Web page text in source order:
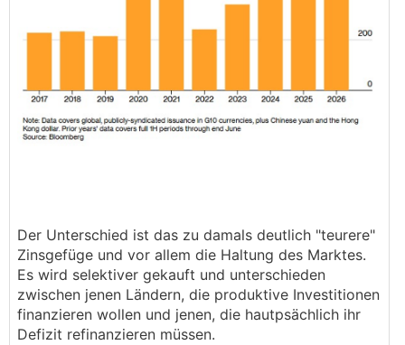
Der Unterschied ist das zu damals deutlich "teurere"
Zinsgefüge und vor allem die Haltung des Marktes.
Es wird selektiver gekauft und unterschieden
zwischen jenen Ländern, die produktive Investitionen
finanzieren wollen und jenen, die hautpsächlich ihr
Defizit refinanzieren müssen.